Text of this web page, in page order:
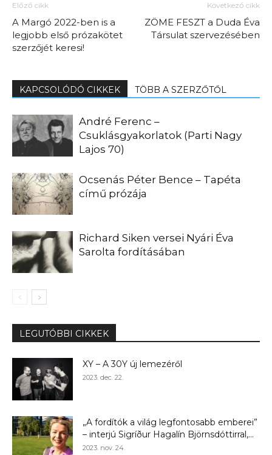
Előző cikk
A Margó 2022-ben is a
legjobb első prózakötet
szerzőjét keresi!
Következő cikk
ZÖME FESZT a Duda Éva
Társulat szervezésében
KAPCSOLÓDÓ CIKKEK TÖBB A SZERZŐTŐL
André Ferenc –
Csuklásgyakorlatok (Parti Nagy
Lajos 70)
Ocsenás Péter Bence – Tapéta
című prózája
Richard Siken versei Nyári Éva
Sarolta fordításában
LEGUTÓBBI CIKKEK
XY – A 30Y új lemezéről
2023. dec. 22.
„A fordítók a világ legfontosabb emberei”
– interjú Sigríður Hagalín Björnsdóttirral,...
2023. nov. 24.